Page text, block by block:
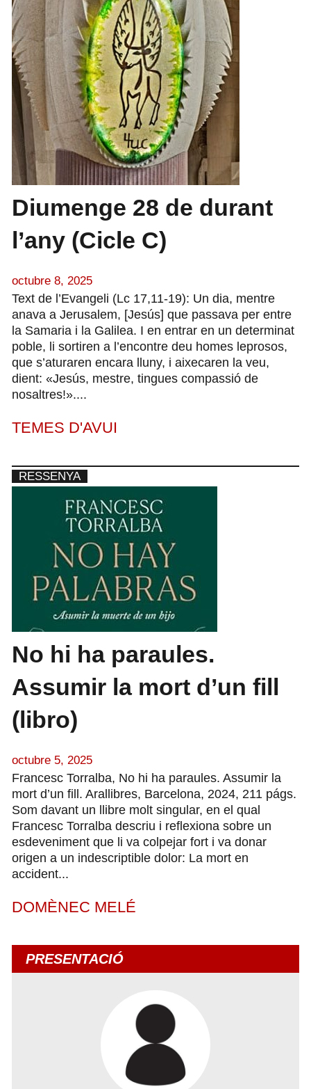
Diumenge 28 de durant
l’any (Cicle C)
octubre 8, 2025
Text de l’Evangeli (Lc 17,11-19): Un dia, mentre
anava a Jerusalem, [Jesús] que passava per entre
la Samaria i la Galilea. I en entrar en un determinat
poble, li sortiren a l’encontre deu homes leprosos,
que s’aturaren encara lluny, i aixecaren la veu,
dient: «Jesús, mestre, tingues compassió de
nosaltres!»....
TEMES D'AVUI
RESSENYA
No hi ha paraules.
Assumir la mort d’un fill
(libro)
octubre 5, 2025
Francesc Torralba, No hi ha paraules. Assumir la
mort d’un fill. Arallibres, Barcelona, 2024, 211 págs.
Som davant un llibre molt singular, en el qual
Francesc Torralba descriu i reflexiona sobre un
esdeveniment que li va colpejar fort i va donar
origen a un indescriptible dolor: La mort en
accident...
DOMÈNEC MELÉ
PRESENTACIÓ